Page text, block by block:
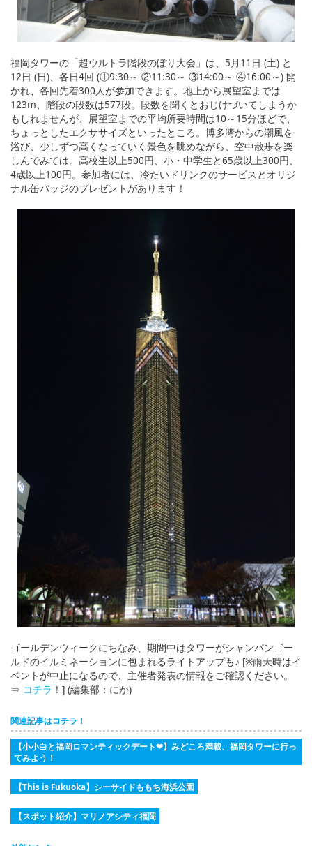
福岡タワーの「超ウルトラ階段のぼり大会」は、5月11日 (土) と
12日 (日)、各日4回 (①9:30～ ②11:30～ ③14:00～ ④16:00～) 開
かれ、各回先着300人が参加できます。地上から展望室までは
123m、階段の段数は577段。段数を聞くとおじけづいてしまうか
もしれませんが、展望室までの平均所要時間は10～15分ほどで、
ちょっとしたエクササイズといったところ。博多湾からの潮風を
浴び、少しずつ高くなっていく景色を眺めながら、空中散歩を楽
しんでみては。高校生以上500円、小・中学生と65歳以上300円、
4歳以上100円。参加者には、冷たいドリンクのサービスとオリジ
ナル缶バッジのプレゼントがあります！
ゴールデンウィークにちなみ、期間中はタワーがシャンパンゴー
ルドのイルミネーションに包まれるライトアップも♪ [※雨天時はイ
ベントが中止になるので、主催者発表の情報をご確認ください。
⇒ コチラ ！] (編集部：にか)
関連記事はコチラ！
【小小白と福岡ロマンティックデート❤】みどころ満載、福岡タワーに行っ
てみよう！
【This is Fukuoka】シーサイドももち海浜公園
【スポット紹介】マリノアシティ福岡